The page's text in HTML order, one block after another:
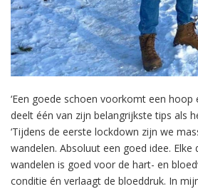
‘Een goede schoen voorkomt een hoop
deelt één van zijn belangrijkste tips als
‘Tijdens de eerste lockdown zijn we
wandelen. Absoluut een goed idee. Elke
wandelen is goed voor de hart- en
conditie én verlaagt de bloeddruk. In